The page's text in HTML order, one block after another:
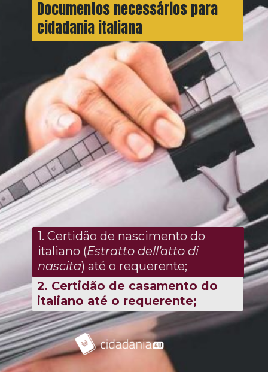
1. Certidão de nascimento do
italiano (Estratto dell’atto di
nascita) até o requerente;
2. Certidão de casamento do
italiano até o requerente;
Documentos necessários para
cidadania italiana